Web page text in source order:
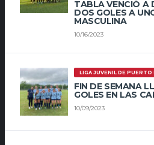
TABLA VENCIÓ A
DOS GOLES A
MASCULINA
10/16/2023
LIGA JUVENIL DE PUERTO
FIN DE SEMANA
GOLES EN LAS
10/09/2023